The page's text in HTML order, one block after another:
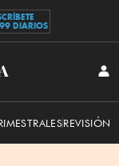
DIARIOS
REVISIÓN